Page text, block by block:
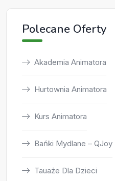
Polecane Oferty
Akademia Animatora
Hurtownia Animatora
Kurs Animatora
Bańki Mydlane – QJoy
Tauaże Dla Dzieci